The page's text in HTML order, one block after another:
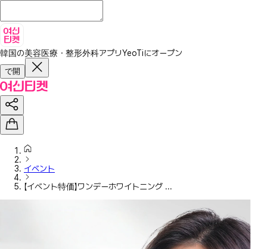
韓国の美容医療・整形外科アプリYeoTiにオープン
で開
イベント
【イベント特価】ワンデーホワイトニング ...